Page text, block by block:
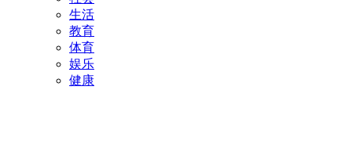
生活
教育
体育
娱乐
健康